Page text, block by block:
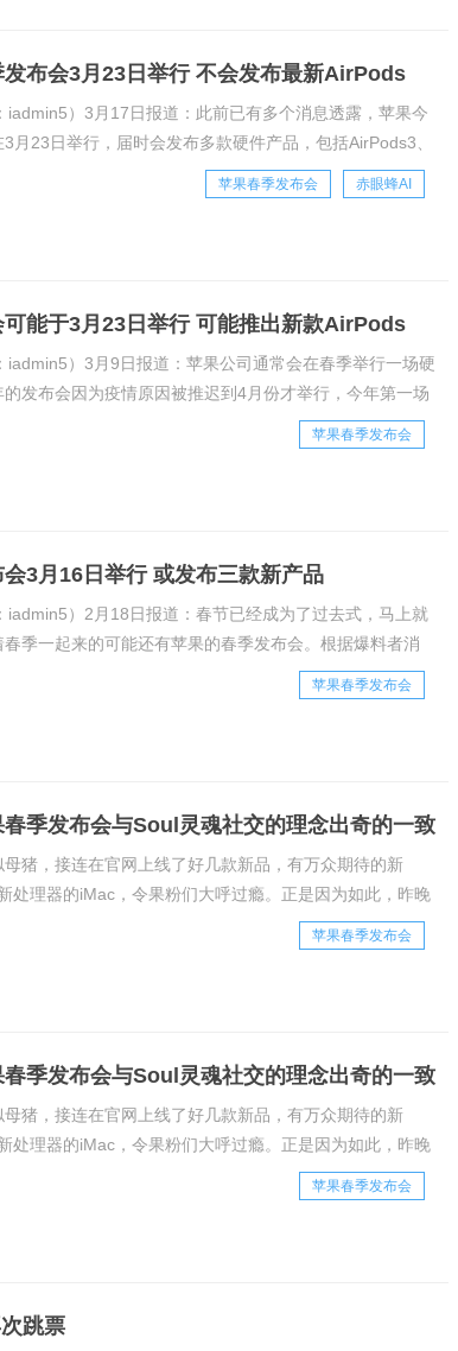
布会3月23日举行 不会发布最新AirPods
iadmin5）3月17日报道：此前已有多个消息透露，苹果今
月23日举行，届时会发布多款硬件产品，包括AirPods3、
牙追踪器等，但是现在的消息显示，这次发布会不会发布
供应链分析师郭明錤的报告中也指出，A
苹果春季发布会 赤眼蜂AI
能于3月23日举行 可能推出新款AirPods
iadmin5）3月9日报道：苹果公司通常会在春季举行一场硬
发布会因为疫情原因被推迟到4月份才举行，今年第一场
举行，根据海外爆料者JonProsser的消息，在3月23日苹
。苹果今年的春季发布会可能会推出以下几款硬件产品:
苹果春季发布会
3月16日举行 或发布三款新产品
iadmin5）2月18日报道：春节已经成为了过去式，马上就
季一起来的可能还有苹果的春季发布会。根据爆料者消
举行春季新品发布会。该爆料者表示本次发布会的新品有
苹果春季发布会
季发布会与Soul灵魂社交的理念出奇的一致
母猪，接连在官网上线了好几款新品，有万众期待的新
处理器的iMac，令果粉们大呼过瘾。正是因为如此，昨晚
广大数码产品爱好者们瞩目，不过令人遗憾的是，没有传说
，甚至也没有跳票两年的AirPower，但昨
苹果春季发布会
季发布会与Soul灵魂社交的理念出奇的一致
母猪，接连在官网上线了好几款新品，有万众期待的新
处理器的iMac，令果粉们大呼过瘾。正是因为如此，昨晚
广大数码产品爱好者们瞩目，不过令人遗憾的是，没有传说
，甚至也没有跳票两年的AirPower，但昨
苹果春季发布会
跳票